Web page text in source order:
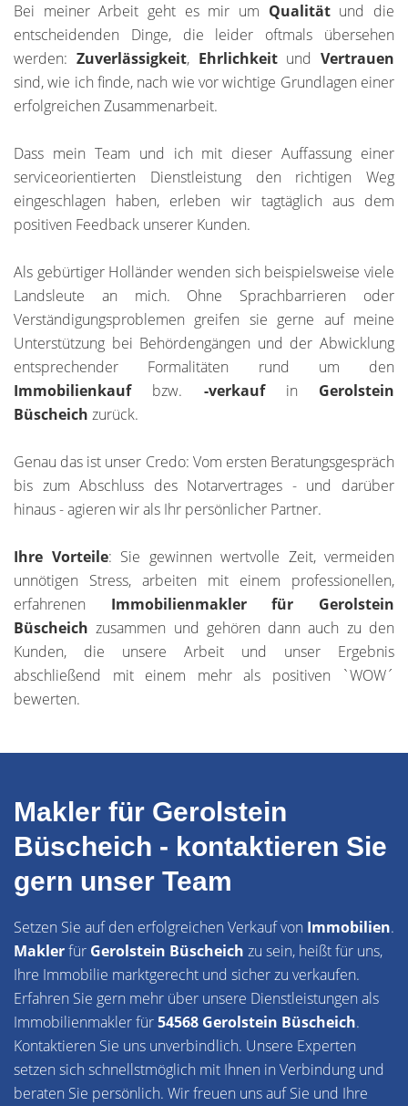
Bei meiner Arbeit geht es mir um Qualität und die
entscheidenden Dinge, die leider oftmals übersehen
werden: Zuverlässigkeit, Ehrlichkeit und Vertrauen
sind, wie ich finde, nach wie vor wichtige Grundlagen einer
erfolgreichen Zusammenarbeit.
Dass mein Team und ich mit dieser Auffassung einer
serviceorientierten Dienstleistung den richtigen Weg
eingeschlagen haben, erleben wir tagtäglich aus dem
positiven Feedback unserer Kunden.
Als gebürtiger Holländer wenden sich beispielsweise viele
Landsleute an mich. Ohne Sprachbarrieren oder
Verständigungsproblemen greifen sie gerne auf meine
Unterstützung bei Behördengängen und der Abwicklung
entsprechender Formalitäten rund um den
Immobilienkauf bzw. -verkauf in Gerolstein
Büscheich zurück.
Genau das ist unser Credo: Vom ersten Beratungsgespräch
bis zum Abschluss des Notarvertrages - und darüber
hinaus - agieren wir als Ihr persönlicher Partner.
Ihre Vorteile: Sie gewinnen wertvolle Zeit, vermeiden
unnötigen Stress, arbeiten mit einem professionellen,
erfahrenen Immobilienmakler für Gerolstein
Büscheichzusammen und gehören dann auch zu den
Kunden, die unsere Arbeit und unser Ergebnis
abschließend mit einem mehr als positiven `WOW´
bewerten.
Makler für Gerolstein
Büscheich - kontaktieren Sie
gern unser Team
Setzen Sie auf den erfolgreichen Verkauf von Immobilien.
Maklerfür Gerolstein Büscheich zu sein, heißt für uns,
Ihre Immobilie marktgerecht und sicher zu verkaufen.
Erfahren Sie gern mehr über unsere Dienstleistungen als
Immobilienmakler für54568 Gerolstein Büscheich.
Kontaktieren Sie uns unverbindlich. Unsere Experten
setzen sich schnellstmöglich mit Ihnen in Verbindung und
beraten Sie persönlich. Wir freuen uns auf Sie und Ihre